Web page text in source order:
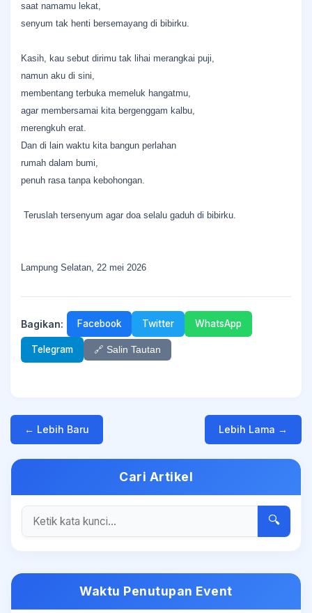
saat namamu lekat,
senyum tak henti bersemayang di bibirku.
Kasih, kau sebut dirimu tak lihai merangkai puji,
namun aku di sini,
membentang terbuka memeluk hangatmu,
agar membersamai kita bergenggam kalbu,
merengkuh erat.
Dan di lain waktu kita bangun perlahan
rumah dalam bumi,
penuh rasa tanpa kebohongan.
Teruslah tersenyum agar doa selalu gaduh di bibirku.
Lampung Selatan, 22 mei 2026
Bagikan: Facebook Twitter WhatsApp
Telegram 🔗 Salin Tautan
← Lebih Baru Lebih Lama →
Cari Artikel
🔍
Waktu Penutupan Event